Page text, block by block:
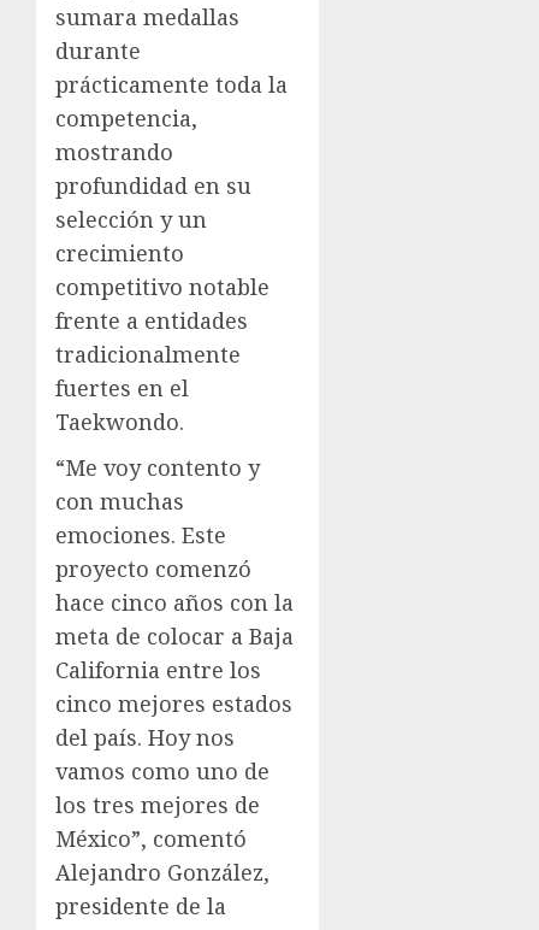
sumara medallas
durante
prácticamente toda la
competencia,
mostrando
profundidad en su
selección y un
crecimiento
competitivo notable
frente a entidades
tradicionalmente
fuertes en el
Taekwondo.
“Me voy contento y
con muchas
emociones. Este
proyecto comenzó
hace cinco años con la
meta de colocar a Baja
California entre los
cinco mejores estados
del país. Hoy nos
vamos como uno de
los tres mejores de
México”, comentó
Alejandro González,
presidente de la